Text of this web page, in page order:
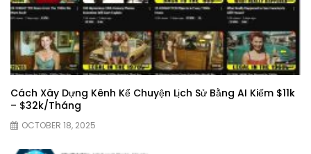
Cách Xây Dựng Kênh Kể Chuyện Lịch Sử Bằng AI Kiếm $11k
– $32k/Tháng
OCTOBER 18, 2025